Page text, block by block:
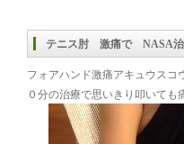
テニス肘 激痛で NASA治
フォアハンド激痛アキュウスコ
０分の治療で思いきり叩いても